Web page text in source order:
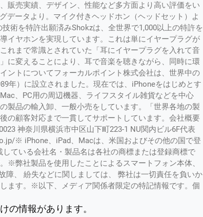
販売実績、デザイン、性能など多方面より高い評価をい
ータより。マイク付きヘッドホン（ヘッドセット）よ
術を特許出願済みShokzは、全世界で1,000以上の特許を
イヤホンを実現しています。これは単にイヤープラグが
れまで常識とされていた「耳にイヤープラグを入れて音
に変えることにより、耳で音楽を聴きながら、同時に環
ントについてフォーカルポイント株式会社は、世界中の
年）に設立されました。現在では、iPhoneをはじめとす
、PC用の周辺機器、ライフスタイル雑貨などを中心
製品の輸入卸、一般小売をしています。「世界各地の製
の顧客対応まで一貫してサポートしています。会社概要
神奈川県横浜市中区山下町223-1 NU関内ビル6F代表
※ iPhone、iPad、Macは、米国およびその他の国で登
ている会社名・製品名は各社の商標または登録商標で
弊社製品を使用したことによるスマートフォン本体、
障、 紛失などに関しましては、 弊社は一切責任を負いか
ます。※以下、メディア関係者限定の特記情報です。個
の情報があります。